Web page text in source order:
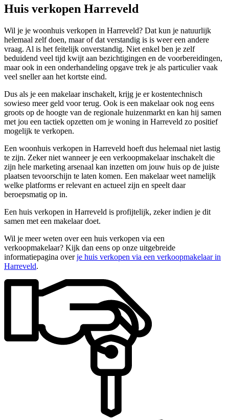
Huis verkopen Harreveld
Wil je je woonhuis verkopen in Harreveld? Dat kun je natuurlijk
helemaal zelf doen, maar of dat verstandig is is weer een andere
vraag. Al is het feitelijk onverstandig. Niet enkel ben je zelf
beduidend veel tijd kwijt aan bezichtigingen en de voorbereidingen,
maar ook in een onderhandeling opgave trek je als particulier vaak
veel sneller aan het kortste eind.
Dus als je een makelaar inschakelt, krijg je er kostentechnisch
sowieso meer geld voor terug. Ook is een makelaar ook nog eens
groots op de hoogte van de regionale huizenmarkt en kan hij samen
met jou een tactiek opzetten om je woning in Harreveld zo positief
mogelijk te verkopen.
Een woonhuis verkopen in Harreveld hoeft dus helemaal niet lastig
te zijn. Zeker niet wanneer je een verkoopmakelaar inschakelt die
zijn hele marketing arsenaal kan inzetten om jouw huis op de juiste
plaatsen tevoorschijn te laten komen. Een makelaar weet namelijk
welke platforms er relevant en actueel zijn en speelt daar
beroepsmatig op in.
Een huis verkopen in Harreveld is profijtelijk, zeker indien je dit
samen met een makelaar doet.
Wil je meer weten over een huis verkopen via een
verkoopmakelaar? Kijk dan eens op onze uitgebreide
informatiepagina overje huis verkopen via een verkoopmakelaar in
Harreveld.